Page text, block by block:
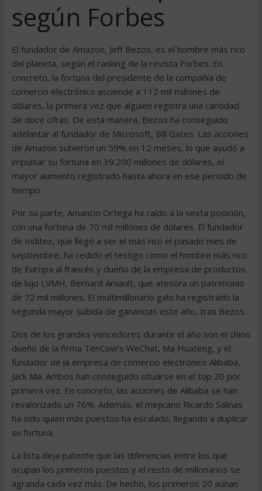
según Forbes
El fundador de Amazon, Jeff Bezos, es el hombre más rico
del planeta, según el ranking de la revista Forbes. En
concreto, la fortuna del presidente de la compañía de
comercio electrónico asciende a 112 mil millones de
dólares, la primera vez que alguien registra una cantidad
de doce cifras. De esta manera, Bezos ha conseguido
adelantar al fundador de Microsoft, Bill Gates. Las acciones
de Amazon subieron un 59% en 12 meses, lo que ayudó a
impulsar su fortuna en 39.200 millones de dólares, el
mayor aumento registrado hasta ahora en ese periodo de
tiempo.
Por su parte, Amancio Ortega ha caído a la sexta posición,
con una fortuna de 70 mil millones de dólares. El fundador
de Inditex, que llegó a ser el más rico el pasado mes de
septiembre, ha cedido el testigo como el hombre más rico
de Europa al francés y dueño de la empresa de productos
de lujo LVMH, Bernard Arnault, que atesora un patrimonio
de 72 mil millones. El multimillonario galo ha registrado la
segunda mayor subida de ganancias este año, tras Bezos.
Dos de los grandes vencedores durante el año son el chino
dueño de la firma TenCow’s WeChat, Ma Huateng, y el
fundador de la empresa de comercio electrónico Alibaba,
Jack Ma. Ambos han conseguido situarse en el top 20 por
primera vez. En concreto, las acciones de Alibaba se han
revalorizado un 76%. Además, el mejicano Ricardo Salinas
ha sido quien más puestos ha escalado, llegando a duplicar
su fortuna.
La lista deja patente que las diferencias entre los que
ocupan los primeros puestos y el resto de millonarios se
agranda cada vez más. De hecho, los primeros 20 aúnan